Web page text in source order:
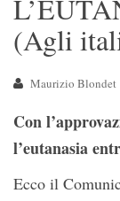
(Agli
Maurizio Blondet
Con
l’eutanasia
Ecco il